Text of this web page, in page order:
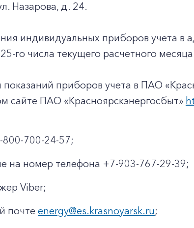
Назарова, д. 24.
индивидуальных приборов учета в
го числа текущего расчетного
приборов учета в ПАО
сайте ПАО «Красноярскэнергосбыт»
800-700-24-57;
на номер телефона +7-903-767-29-39;
Viber;
почте energy@es.krasnoyarsk.ru;